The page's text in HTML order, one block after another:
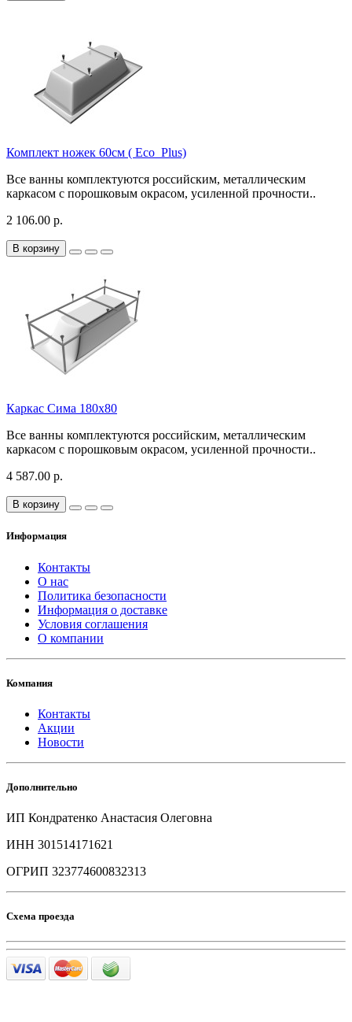
Комплект ножек 60см ( Eco_Plus)
Все ванны комплектуются российским, металлическим
каркасом с порошковым окрасом, усиленной прочности..
2 106.00 р.
В корзину
Каркас Сима 180х80
Все ванны комплектуются российским, металлическим
каркасом с порошковым окрасом, усиленной прочности..
4 587.00 р.
В корзину
Информация
Контакты
О нас
Политика безопасности
Информация о доставке
Условия соглашения
О компании
Компания
Контакты
Акции
Новости
Дополнительно
ИП Кондратенко Анастасия Олеговна
ИНН 301514171621
ОГРИП 323774600832313
Схема проезда